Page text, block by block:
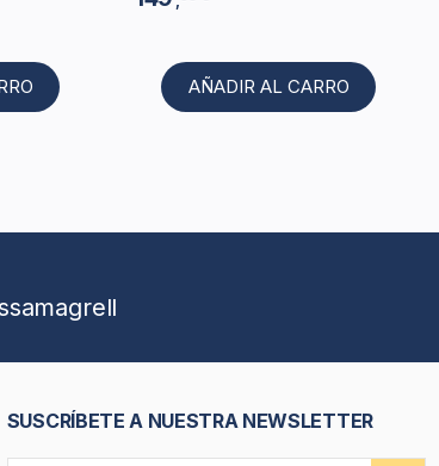
AÑADIR AL CARRO
SUSCRÍBETE A NUESTRA NEWSLETTER